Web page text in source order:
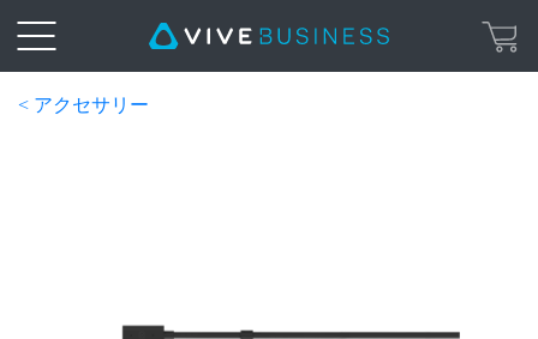
< アクセサリー